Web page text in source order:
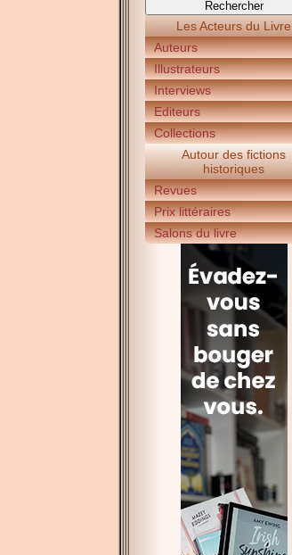
Les Acteurs du Livre
Auteurs
Illustrateurs
Interviews
Editeurs
Collections
Autour des fictions
historiques
Revues
Prix littéraires
Salons du livre